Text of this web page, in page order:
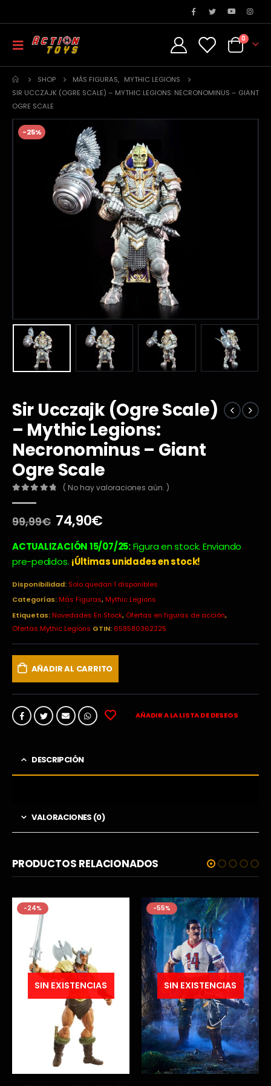
0
SHOP MÁS FIGURAS, MYTHIC LEGIONS
SIR UCCZAJK (OGRE SCALE) – MYTHIC LEGIONS: NECRONOMINUS – GIANT
OGRE SCALE
-25%
Sir Ucczajk (Ogre Scale)
– Mythic Legions:
Necronominus – Giant
Ogre Scale
( No hay valoraciones aún. )
99,99€ El
precio
original
era:
74,90€El
actual
es:
ACTUALIZACIÓN 15/07/25:Figura en stock. Enviando
pre-pedidos. ¡Últimas unidades en stock!
Disponibilidad: Solo quedan 1 disponibles
Categorías:Más Figuras,Mythic Legions
Etiquetas:Novedades En Stock, Ofertas en figuras de acción,
Ofertas Mythic Legions GTIN: 658580362225
AÑADIR AL CARRITO
AÑADIR A LA LISTA DE DESEOS
DESCRIPCIÓN
VALORACIONES (0)
PRODUCTOS RELACIONADOS
-24%
SIN EXISTENCIAS
-55%
SIN EXISTENCIAS